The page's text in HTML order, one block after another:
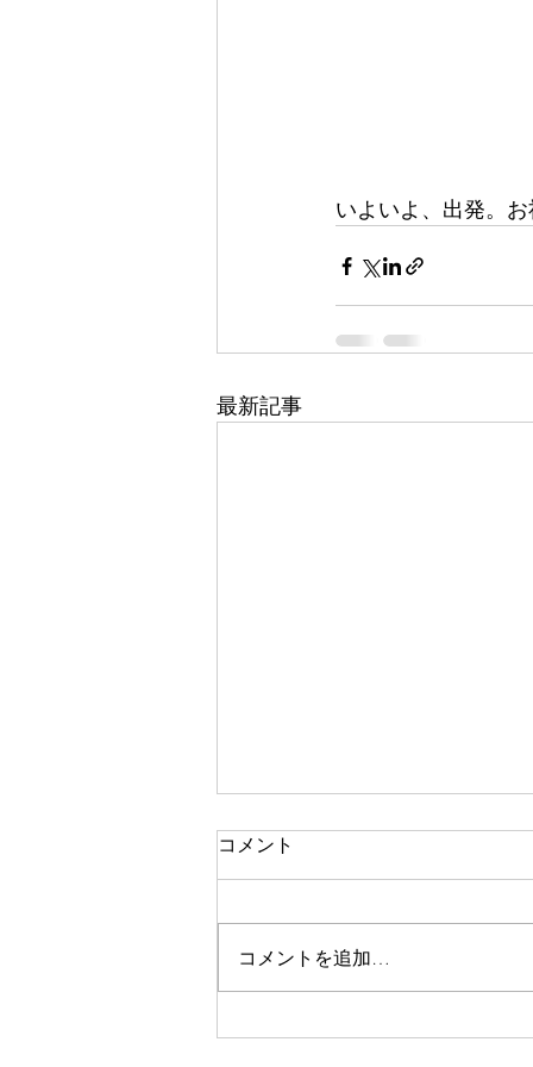
いよいよ、出発。お
最新記事
祈りの恵みの現れ 36-2
コメント
コメントを追加…